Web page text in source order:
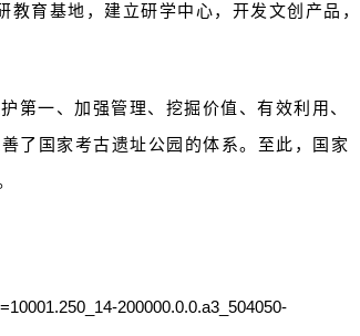
育基地，建立研学中心，开发文创产品，
第一、加强管理、挖掘价值、有效利用、
了国家考古遗址公园的体系。至此，国家
200000.0.0.a3_504050-